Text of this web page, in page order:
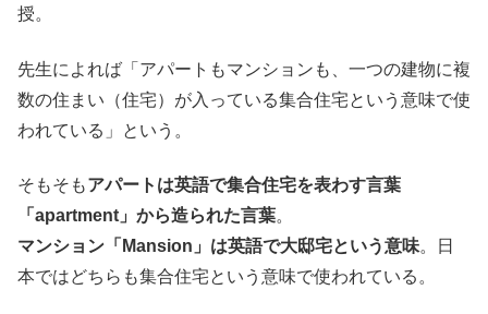
授。
先生によれば「アパートもマンションも、一つの建物に複
数の住まい（住宅）が入っている集合住宅という意味で使
われている」という。
そもそもアパートは英語で集合住宅を表わす言葉
「apartment」から造られた言葉。
マンション「Mansion」は英語で大邸宅という意味。日
本ではどちらも集合住宅という意味で使われている。